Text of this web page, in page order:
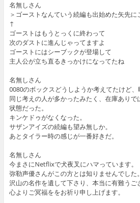
名無しさん
＞ゴーストなんていう続編も出始めた矢先
↑
ゴーストはもうとっくに終わって
次のダストに進んじゃってますよ
ゴーストにはシーブックが登場して
主人公が立ち直るきっかけになってたね
名無しさん
0080のボックスどうしようか考えてたけど、
同じ考えの人が多かったみたく、在庫ありで
状態だった。
キンケドゥがなくなった。
サザンアイズの続編も望み無しか。
あとタイラー時の感じが一番好きだ。
名無しさん
今まさにNetflixで犬夜叉にハマっています。
弥勒声優さんがこの方とは知りませんでした。
沢山の名作を遺して下さり、本当に有難う
心よりご冥福ををお祈り申し上げます。